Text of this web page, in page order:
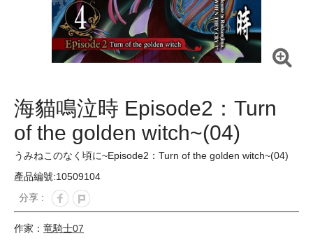
海貓鳴泣時 Episode2：Turn
of the golden witch~(04)
うみねこのなく頃に~Episode2：Turn of the golden witch~(04)
產品編號:10509104
分享 :
作家： 竜騎士07